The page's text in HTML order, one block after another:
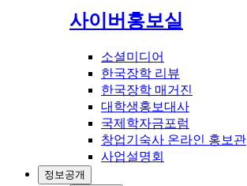
사이버홍보실
소셜미디어
한국장학 리뷰
한국장학 매거진
대학생홍보대사
국제학자금포럼
창업기숙사 온라인 홍보관
사업설명회
정보공개